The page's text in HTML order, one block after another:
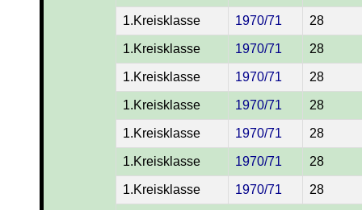
1.Kreisklasse 1970/71 28
1.Kreisklasse 1970/71 28
1.Kreisklasse 1970/71 28
1.Kreisklasse 1970/71 28
1.Kreisklasse 1970/71 28
1.Kreisklasse 1970/71 28
1.Kreisklasse 1970/71 28